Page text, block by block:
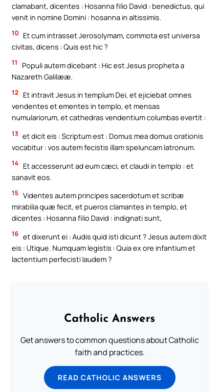
clamabant, dicentes : Hosanna filio David : benedictus, qui
venit in nomine Domini : hosanna in altissimis.
10 Et cum intrasset Jerosolymam, commota est universa
civitas, dicens : Quis est hic ?
11
Populi autem dicebant : Hic est Jesus propheta a
Nazareth Galilææ.
12
Et intravit Jesus in templum Dei, et ejiciebat omnes
vendentes et ementes in templo, et mensas
numulariorum, et cathedras vendentium columbas evertit :
13 et dicit eis : Scriptum est : Domus mea domus orationis
vocabitur : vos autem fecistis illam speluncam latronum.
14 Et accesserunt ad eum cæci, et claudi in templo : et
sanavit eos.
15 Videntes autem principes sacerdotum et scribæ
mirabilia quæ fecit, et pueros clamantes in templo, et
dicentes : Hosanna filio David : indignati sunt,
16 et dixerunt ei : Audis quid isti dicunt ? Jesus autem dixit
eis : Utique. Numquam legistis : Quia ex ore infantium et
lactentium perfecisti laudem ?
Catholic Answers
Get answers to common questions about Catholic
faith and practices.
READ CATHOLIC ANSWERS